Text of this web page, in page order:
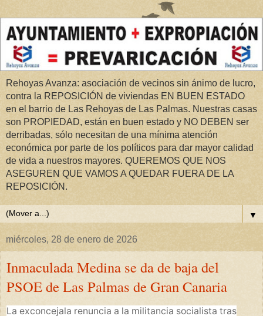
Rehoyas Avanza: asociación de vecinos sin ánimo de lucro,
contra la REPOSICIÓN de viviendas EN BUEN ESTADO
en el barrio de Las Rehoyas de Las Palmas. Nuestras casas
son PROPIEDAD, están en buen estado y NO DEBEN ser
derribadas, sólo necesitan de una mínima atención
económica por parte de los políticos para dar mayor calidad
de vida a nuestros mayores. QUEREMOS QUE NOS
ASEGUREN QUE VAMOS A QUEDAR FUERA DE LA
REPOSICIÓN.
▼
miércoles, 28 de enero de 2026
Inmaculada Medina se da de baja del
PSOE de Las Palmas de Gran Canaria
La exconcejala renuncia a la militancia socialista tras